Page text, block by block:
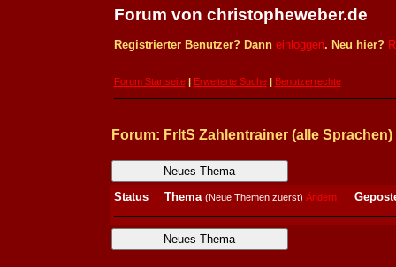
Forum von christopheweber.de
Registrierter Benutzer? Dann einloggen. Neu hier?
Forum Startseite| Erweiterte Suche| Benutzerrechte
Forum: FrItS Zahlentrainer (alle
Neues Thema
Status
Thema (Neue Themen zuerst) Ändern
Neues Thema